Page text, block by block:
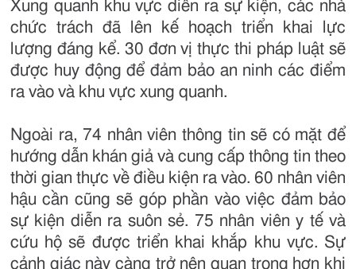
Xung quanh khu vực diễn ra sự kiện, các nhà
chức trách đã lên kế hoạch triển khai lực
lượng đáng kể. 30 đơn vị thực thi pháp luật sẽ
được huy động để đảm bảo an ninh các điểm
ra vào và khu vực xung quanh.
Ngoài ra, 74 nhân viên thông tin sẽ có mặt để
hướng dẫn khán giả và cung cấp thông tin theo
thời gian thực về điều kiện ra vào. 60 nhân viên
hậu cần cũng sẽ góp phần vào việc đảm bảo
sự kiện diễn ra suôn sẻ. 75 nhân viên y tế và
cứu hộ sẽ được triển khai khắp khu vực. Sự
cảnh giác này càng trở nên quan trọng hơn khi